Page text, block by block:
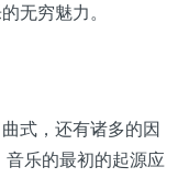
无穷魅力。
式，还有诸多的因
乐的最初的起源应